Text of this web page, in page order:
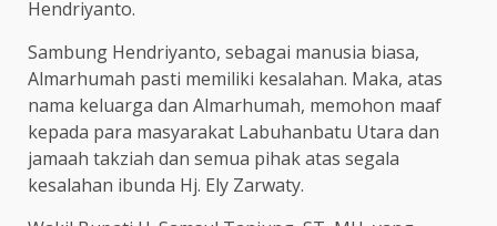
Hendriyanto.
Sambung Hendriyanto, sebagai manusia biasa,
Almarhumah pasti memiliki kesalahan. Maka, atas
nama keluarga dan Almarhumah, memohon maaf
kepada para masyarakat Labuhanbatu Utara dan
jamaah takziah dan semua pihak atas segala
kesalahan ibunda Hj. Ely Zarwaty.